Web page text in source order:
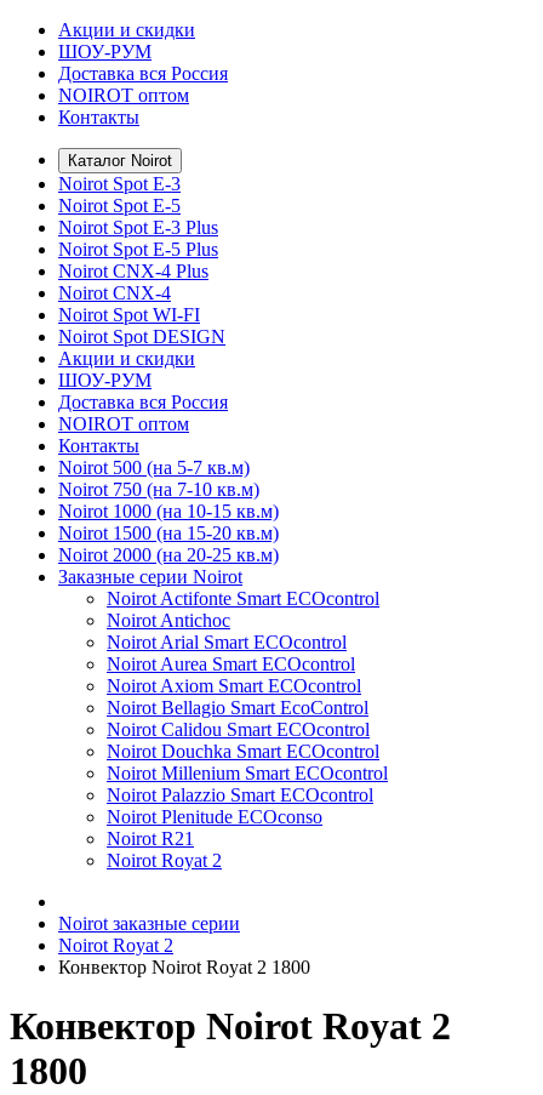
Акции и скидки
ШОУ-РУМ
Доставка вся Россия
NOIROT оптом
Контакты
Каталог Noirot
Noirot Spot E-3
Noirot Spot E-5
Noirot Spot E-3 Plus
Noirot Spot E-5 Plus
Noirot CNX-4 Plus
Noirot CNX-4
Noirot Spot WI-FI
Noirot Spot DESIGN
Акции и скидки
ШОУ-РУМ
Доставка вся Россия
NOIROT оптом
Контакты
Noirot 500 (на 5-7 кв.м)
Noirot 750 (на 7-10 кв.м)
Noirot 1000 (на 10-15 кв.м)
Noirot 1500 (на 15-20 кв.м)
Noirot 2000 (на 20-25 кв.м)
Заказные серии Noirot
Noirot Actifonte Smart ECOcontrol
Noirot Antichoc
Noirot Arial Smart ECOcontrol
Noirot Aurea Smart ECOcontrol
Noirot Axiom Smart ECOcontrol
Noirot Bellagio Smart EcoControl
Noirot Calidou Smart ECOcontrol
Noirot Douchka Smart ECOcontrol
Noirot Millenium Smart ECOcontrol
Noirot Palazzio Smart ECOcontrol
Noirot Plenitude ECOconso
Noirot R21
Noirot Royat 2
Noirot заказные серии
Noirot Royat 2
Конвектор Noirot Royat 2 1800
Конвектор Noirot Royat 2
1800